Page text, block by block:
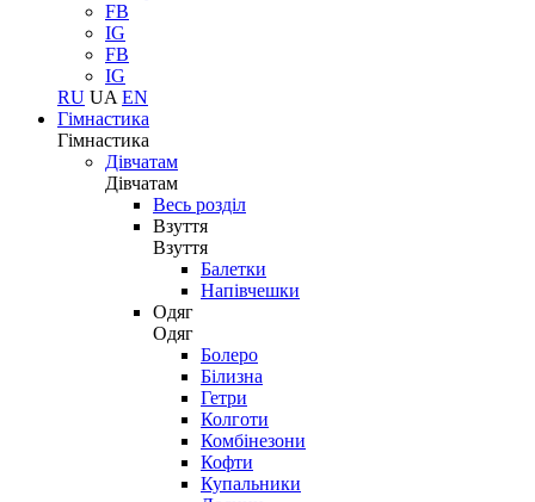
FB
IG
FB
IG
RU UA EN
Гімнастика
Гімнастика
Дівчатам
Дівчатам
Весь розділ
Взуття
Взуття
Балетки
Напівчешки
Одяг
Одяг
Болеро
Білизна
Гетри
Колготи
Комбінезони
Кофти
Купальники